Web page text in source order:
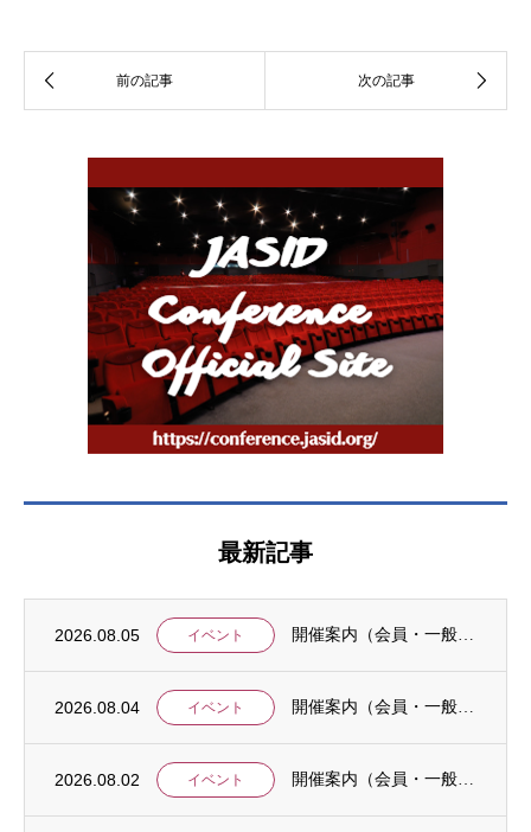
最新記事
2026.08.05 イベント
2026.08.04 イベント
2026.08.02 イベント